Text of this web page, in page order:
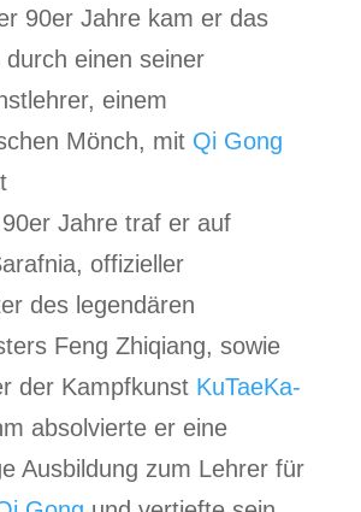
90er Jahre kam er das
durch einen seiner
einem
Mönch, mit Qi Gong
Jahre traf er auf
offizieller
des legendären
Feng Zhiqiang, sowie
der Kampfkunst KuTaeKa-
absolvierte er eine
Ausbildung zum Lehrer für